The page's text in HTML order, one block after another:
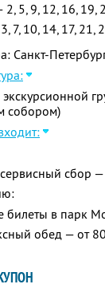
2, 5, 9, 12, 16, 19,
7, 10, 14, 17, 21,
Санкт-
собором)
сбор
билеты в парк
обед — от